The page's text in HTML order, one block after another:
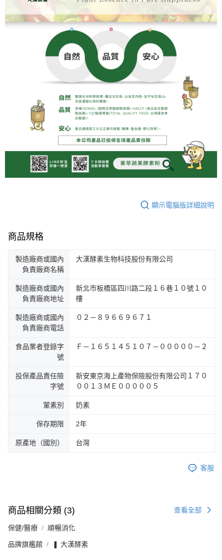
顯示電腦版詳細說明
商品規格
製造廠商或國內
負責廠商名稱
大漢酵素生物科技股份有限公司
製造廠商或國內
負責廠商地址
新北市板橋區四川路二段１６巷１０號１０
樓
製造廠商或國內
負責廠商電話
０２－８９６６９６７１
食品業者登錄字
號
Ｆ－１６５１４５１０７－０００００－２
投保產品責任險
字號
新安東京海上產物保險股份有限公司１７０
００１３ＭＥ０００００５
葷素別 奶素
保存期限 2年
原產地（國別） 台灣
客服
商品相關分類 (3) 查看全部
保健/醫療 順暢消化
品牌旗艦館 ❚ 大漢酵素